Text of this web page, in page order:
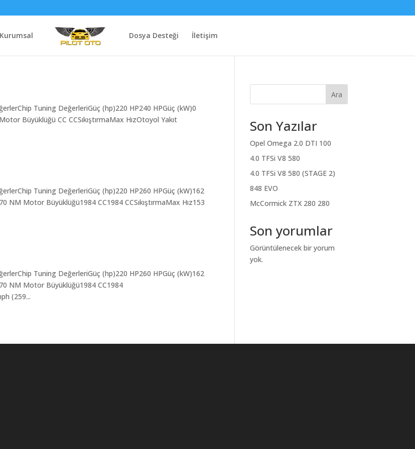
Kurumsal Dosya Desteği İletişim
Tuning DeğerleriGüç (hp)220 HP240 HPGüç (kW)0
Büyüklüğü CC CCSıkıştırmaMax HızOtoyol Yakıt
Tuning DeğerleriGüç (hp)220 HP260 HPGüç (kW)162
Motor Büyüklüğü1984 CC1984 CCSıkıştırmaMax Hız153
Tuning DeğerleriGüç (hp)220 HP260 HPGüç (kW)162
NM Motor Büyüklüğü1984 CC1984
(259...
Ara
Son Yazılar
Opel Omega 2.0 DTI 100
4.0 TFSi V8 580
4.0 TFSi V8 580 (STAGE 2)
848 EVO
McCormick ZTX 280 280
Son yorumlar
Görüntülenecek bir yorum
yok.